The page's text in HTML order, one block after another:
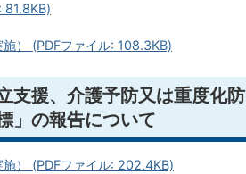
81.8KB)
） (PDFファイル: 108.3KB)
支援、介護予防又は重度化防
」の報告について
） (PDFファイル: 202.4KB)